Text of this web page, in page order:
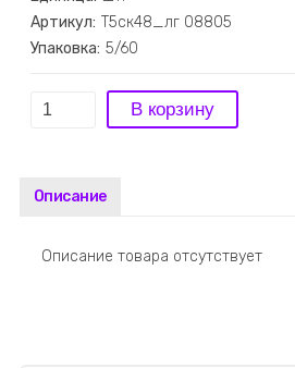
Артикул: Т5ск48_лг 08805
Упаковка: 5/60
Описание
Описание товара отсутствует